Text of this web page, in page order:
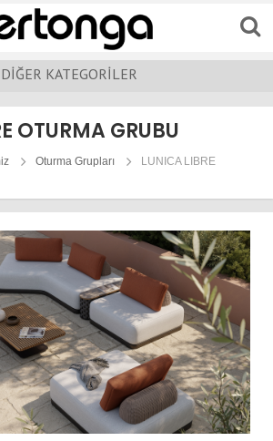
DİĞER KATEGORİLER
OTURMA GRUBU
Oturma Grupları
LUNICA LIBRE